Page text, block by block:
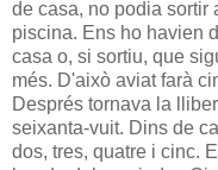
de casa, no podia sortir
piscina. Ens ho havien
casa o, si sortiu, que
més. D'això aviat farà
Després tornava la
seixanta-vuit. Dins de
dos, tres, quatre i cinc.